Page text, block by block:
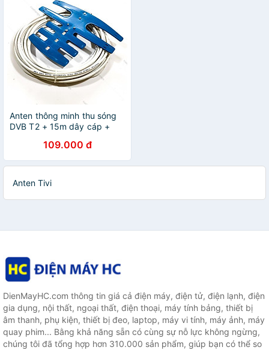
Anten thông minh thu sóng
DVB T2 + 15m dây cáp +
109.000 đ
Anten Tivi
DienMayHC.com thông tin giá cả điện máy, điện tử, điện lạnh, điện
gia dụng, nội thất, ngoại thất, điện thoại, máy tính bảng, thiết bị
âm thanh, phụ kiện, thiết bị đeo, laptop, máy vi tính, máy ảnh, máy
quay phim... Bằng khả năng sẵn có cùng sự nỗ lực không ngừng,
chúng tôi đã tổng hợp hơn 310.000 sản phẩm, giúp bạn có thể so